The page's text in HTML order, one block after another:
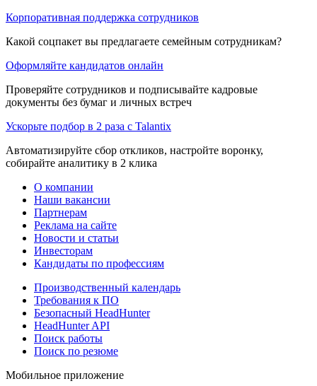
Корпоративная поддержка сотрудников
Какой соцпакет вы предлагаете семейным сотрудникам?
Оформляйте кандидатов онлайн
Проверяйте сотрудников и подписывайте кадровые
документы без бумаг и личных встреч
Ускорьте подбор в 2 раза с Talantix
Автоматизируйте сбор откликов, настройте воронку,
собирайте аналитику в 2 клика
О компании
Наши вакансии
Партнерам
Реклама на сайте
Новости и статьи
Инвесторам
Кандидаты по профессиям
Производственный календарь
Требования к ПО
Безопасный HeadHunter
HeadHunter API
Поиск работы
Поиск по резюме
Мобильное приложение